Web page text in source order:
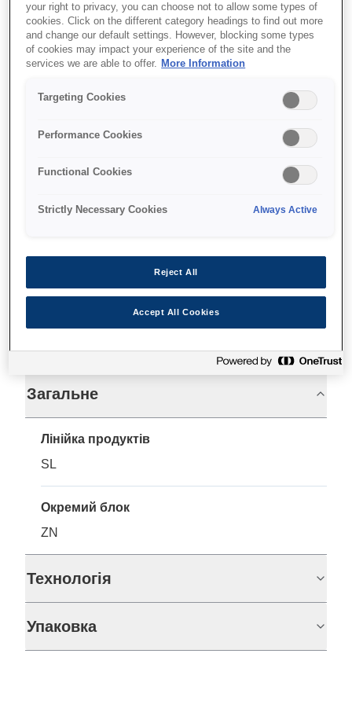
SKU : C13T966140
Ink Cartridge XXL Black
Де купити
Технічні характеристики
Загальне
Лінійка продуктів
SL
Окремий блок
ZN
Технологія
Упаковка
your right to privacy, you can choose not to allow some types of
cookies. Click on the different category headings to find out more
and change our default settings. However, blocking some types
of cookies may impact your experience of the site and the
services we are able to offer. More Information
Targeting Cookies
Performance Cookies
Functional Cookies
Strictly Necessary Cookies Always Active
Reject All
Accept All Cookies